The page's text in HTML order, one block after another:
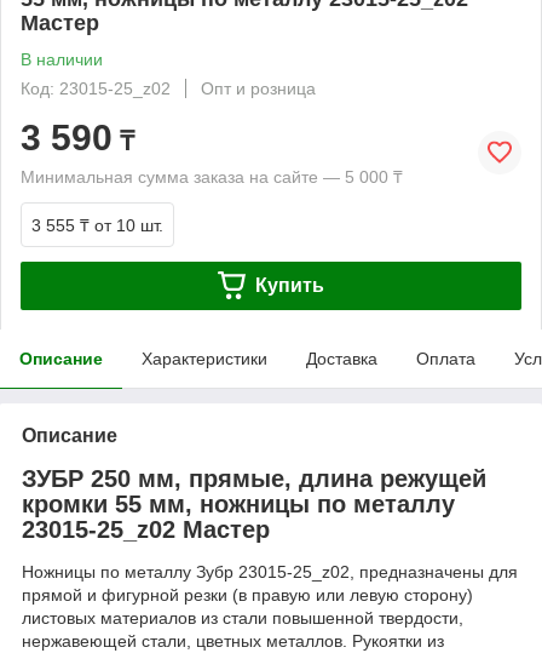
Мастер
В наличии
Код: 23015-25_z02
Опт и розница
3 590 ₸
Минимальная сумма заказа на сайте — 5 000 ₸
3 555 ₸ от 10 шт.
Купить
Описание Характеристики Доставка Оплата
Описание
ЗУБР 250 мм, прямые, длина режущей
кромки 55 мм, ножницы по металлу
23015-25_z02 Мастер
Ножницы по металлу Зубр 23015-25_z02, предназначены для
прямой и фигурной резки (в правую или левую сторону)
листовых материалов из стали повышенной твердости,
нержавеющей стали, цветных металлов. Рукоятки из